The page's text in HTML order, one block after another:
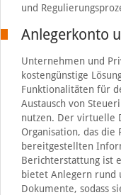
und
Anlegerkonto
Unternehmen und
kostengünstige
Funktionalitäten für
Austausch von
nutzen. Der virtuelle
Organisation, das
bereitgestellten
Berichterstattung ist
bietet Anlegern rund
Dokumente, sodass